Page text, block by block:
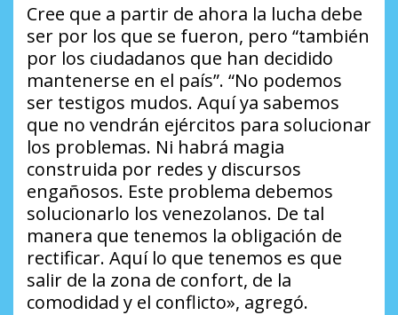
Cree que a partir de ahora la lucha debe
ser por los que se fueron, pero “también
por los ciudadanos que han decidido
mantenerse en el país”. “No podemos
ser testigos mudos. Aquí ya sabemos
que no vendrán ejércitos para solucionar
los problemas. Ni habrá magia
construida por redes y discursos
engañosos. Este problema debemos
solucionarlo los venezolanos. De tal
manera que tenemos la obligación de
rectificar. Aquí lo que tenemos es que
salir de la zona de confort, de la
comodidad y el conflicto», agregó.